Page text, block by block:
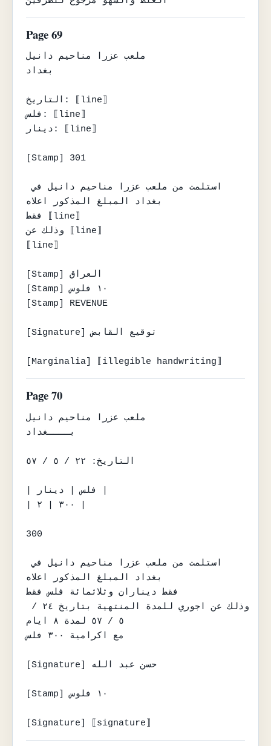
Page 69
ملعب عزرا مناحيم دانيل
بغداد
التاريخ: ⟦line⟧
فلس: ⟦line⟧
دينار: ⟦line⟧
[Stamp] 301
استلمت من ملعب عزرا مناحيم دانيل في
بغداد المبلغ المذكور اعلاه
فقط ⟦line⟧
وذلك عن ⟦line⟧
⟦line⟧
[Stamp] العراق
[Stamp] ١٠ فلوس
[Stamp] REVENUE
[Signature] توقيع القابض
[Marginalia] ⟦illegible handwriting⟧
Page 70
ملعب عزرا مناحيم دانيل
بــــغداد
التاريخ: ٢٢ / ٥ / ٥٧
300
استلمت من ملعب عزرا مناحيم دانيل في
بغداد المبلغ المذكور اعلاه
فقط ديناران وثلاثمائة فلس فقط
٥ / ٥٧ لمدة ٨ ايام
مع اكرامية ٣٠٠ فلس
[Signature] حسن عبد الله
[Stamp] ١٠ فلوس
[Signature] ⟦signature⟧